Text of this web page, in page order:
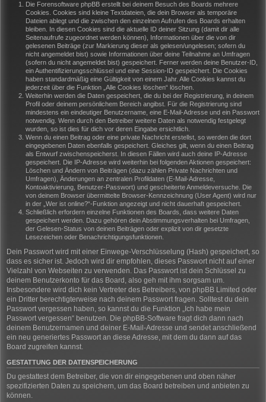
Die Forensoftware phpBB erstellt bei deinem Besuch des Boards mehrere
Cookies. Cookies sind kleine Textdateien, die dein Browser als temporäre
Dateien ablegt und die zwischen den einzelnen Aufrufen des Boards erhalten
bleiben. In diesen Cookies sind die aktuelle ID deiner Sitzung (damit dir alle
Seitenaufrufe zugeordnet werden können), Informationen über die von dir
gelesenen Beiträge (zur Markierung dieser als gelesen/ungelesen; sofern du
nicht angemeldet bist) sowie Informationen über deine Teilnahme an Umfragen
(sofern du nicht angemeldet bist) gespeichert. Ferner werden deine Benutzer-ID,
ein Authentifizierungsschlüssel und eine Session-ID gespeichert. Die Cookies
haben standardmäßig eine Gültigkeit von einem Jahr. Alle Cookies kannst du
jederzeit über die Funktion „Alle Cookies löschen“ löschen.
Weiterhin werden die Daten gespeichert, die du bei der Registrierung, in deinem
Profil oder deinem persönlichem Bereich angibst. Für die Registrierung sind
mindestens ein eindeutiger Benutzername, eine E-Mail-Adresse und ein Passwort
notwendig. Wenn durch den Betreiber weitere Daten als notwendig festgelegt
wurden, so ist dies für dich vor deren Eingabe ersichtlich.
Wenn du einen Beitrag oder eine private Nachricht erstellst, so werden die dort
eingegebenen Daten ebenfalls gespeichert. Gleiches gilt, wenn du einen Beitrag
als Entwurf zwischenspeicherst. In diesen Fällen wird auch deine IP-Adresse
gespeichert. Die IP-Adresse wird weiterhin bei folgenden Aktionen gespeichert:
Löschen und Ändern von Beiträgen (dazu zählen Private Nachrichten und
Umfragen), Änderungen an zentralen Profildaten (E-Mail-Adresse,
Kontoaktivierung, Benutzer-Passwort) und gescheiterte Anmeldeversuche. Die
von deinem Browser übermittelte Browser-Kennzeichnung (User Agent) wird nur
in der „Wer ist online?“-Funktion angezeigt und nicht dauerhaft gespeichert.
Schließlich erfordern einzelne Funktionen des Boards, dass weitere Daten
gespeichert werden. Dazu gehören dein Abstimmungsverhalten bei Umfragen,
der Gelesen-Status von deinen Beiträgen oder explizit von dir gesetzte
Lesezeichen oder Benachrichtigungsfunktionen.
Dein Passwort wird mit einer Einwege-Verschlüsselung (Hash) gespeichert, so
dass es sicher ist. Jedoch wird dir empfohlen, dieses Passwort nicht auf einer
Vielzahl von Webseiten zu verwenden. Das Passwort ist dein Schlüssel zu
deinem Benutzerkonto für das Board, also geh mit ihm sorgsam um.
Insbesondere wird dich kein Vertreter des Betreibers, von phpBB Limited oder
ein Dritter berechtigterweise nach deinem Passwort fragen. Solltest du dein
Passwort vergessen haben, so kannst du die Funktion „Ich habe mein
Passwort vergessen“ benutzen. Die phpBB-Software fragt dich dann nach
deinem Benutzernamen und deiner E-Mail-Adresse und sendet anschließend
ein neu generiertes Passwort an diese Adresse, mit dem du dann auf das
Board zugreifen kannst.
GESTATTUNG DER DATENSPEICHERUNG
Du gestattest dem Betreiber, die von dir eingegebenen und oben näher
spezifizierten Daten zu speichern, um das Board betreiben und anbieten zu
können.